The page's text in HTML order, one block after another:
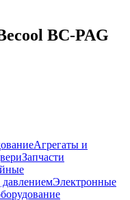
ВС-PAG
Агрегаты и
Запчасти
Электронные